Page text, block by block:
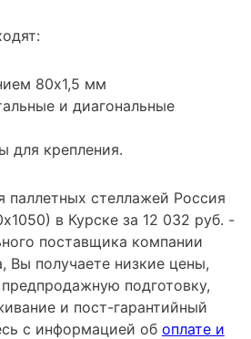
80х1,5 мм
и диагональные
для крепления.
паллетных стеллажей Россия
в Курске за 12 032 руб. -
поставщика компании
Вы получаете низкие цены,
подготовку,
и пост-гарантийный
с информацией об оплате и